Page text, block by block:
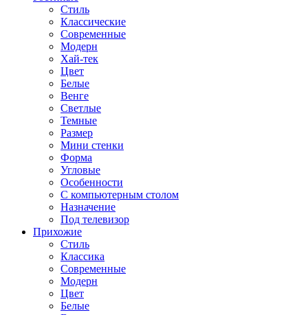
Стиль
Классические
Современные
Модерн
Хай-тек
Цвет
Белые
Венге
Светлые
Темные
Размер
Мини стенки
Форма
Угловые
Особенности
С компьютерным столом
Назначение
Под телевизор
Прихожие
Стиль
Классика
Современные
Модерн
Цвет
Белые